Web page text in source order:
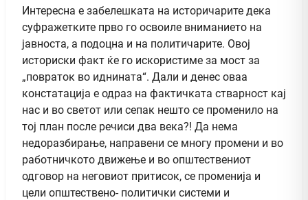
Интересна е забелешката на историчарите дека
суфражетките прво го освоиле вниманието на
јавноста, а подоцна и на политичарите. Овој
историски факт ќе го искористиме за мост за
„повраток во иднината“. Дали и денес оваа
констатација е одраз на фактичката стварност кај
нас и во светот или сепак нешто се променило на
тој план после речиси два века?! Да нема
недоразбирање, направени се многу промени и во
работничкото движење и во општествениот
одговор на неговиот притисок, се променија и
цели општествено- политички системи и